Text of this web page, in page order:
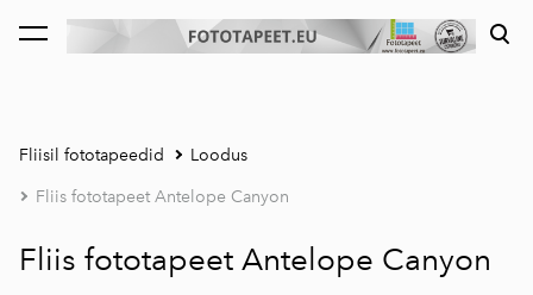
lisati ostukorvi. Vaata ostukorvi
Fliisil fototapeedid Loodus
Fliis fototapeet Antelope Canyon
Fliis fototapeet Antelope Canyon